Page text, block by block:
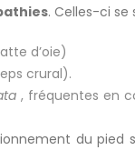
. Celles-ci se
d’oie)
crural).
, fréquentes en
du pied